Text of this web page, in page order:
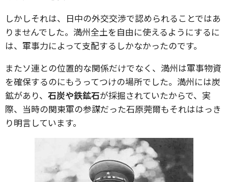
しかしそれは、日中の外交交渉で認められることではあ
りませんでした。満州全土を自由に使えるようにするに
は、軍事力によって支配するしかなかったのです。
またソ連との位置的な関係だけでなく、満州は軍事物資
を確保するのにもうってつけの場所でした。満州には炭
鉱があり、 石炭や鉄鉱石が採掘されていたからで、実
際、当時の関東軍の参謀だった石原莞爾もそれははっき
り明言しています。